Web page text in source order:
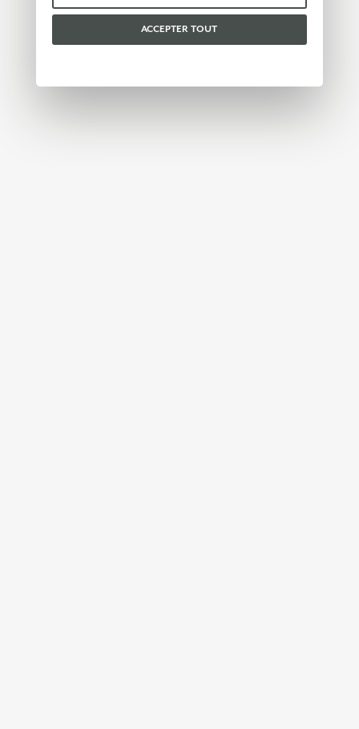
vous pouvez consulter notrepolitique en matière
Veuillez choisir les cookies que vous acceptez :
ACCEPTER TOUT